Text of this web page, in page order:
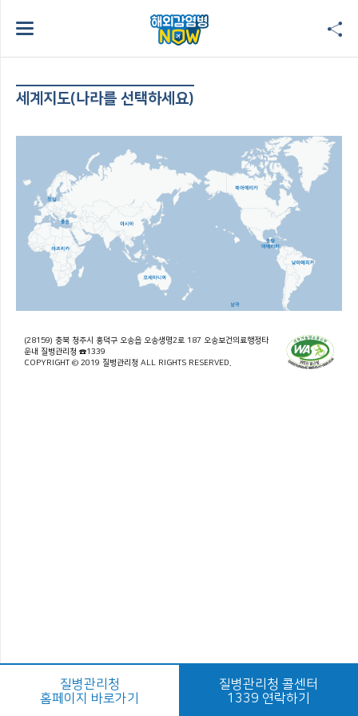
세계지도(나라를 선택하세요)
(28159) 충북 청주시 흥덕구 오송읍 오송생명2로 187 오송보건의료행정타
운내 질병관리청 ☎1339
COPYRIGHT © 2019 질병관리청 ALL RIGHTS RESERVED.
질병관리청
홈페이지 바로가기
질병관리청 콜센터
1339 연락하기